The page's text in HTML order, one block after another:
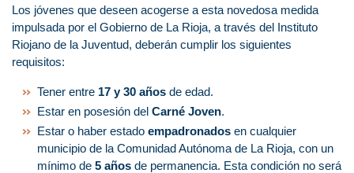
Los jóvenes que deseen acogerse a esta novedosa medida
impulsada por el Gobierno de La Rioja, a través del Instituto
Riojano de la Juventud, deberán cumplir los siguientes
requisitos:
Tener entre 17 y 30 años de edad.
Estar en posesión del Carné Joven.
Estar o haber estado empadronados en cualquier
municipio de la Comunidad Autónoma de La Rioja, con un
mínimo de 5 años de permanencia. Esta condición no será